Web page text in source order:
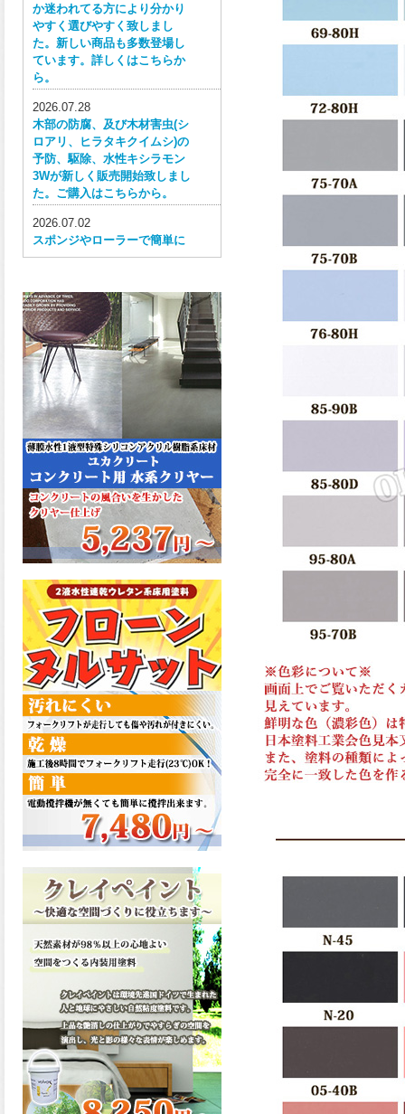
か迷われてる方により分かり
やすく選びやすく致しまし
た。新しい商品も多数登場し
ています。詳しくはこちらか
ら。
2026.07.28
木部の防腐、及び木材害虫(シ
ロアリ、ヒラタキクイムシ)の
予防、駆除、水性キシラモン
3Wが新しく販売開始致しまし
た。ご購入はこちらから。
2026.07.02
スポンジやローラーで簡単に
塗ってはがせる目かくし用水
イントが新しく販売開始致し
ました。ご購入はこちらか
ら。
2026.06.30
ウレタン特有の網目構造の反
応塗膜は、強靭で耐衝撃性、
耐擦り傷性、耐摩耗性に優れ
た機能を発揮、フローンフル
トップが新しく販売開始致し
ました。ご購入はこちらか
ら。
2026.06.29
コストを重視しした材料で、
優れた性能と高品質で高度な
防水機能を発揮、フローン12
た。ご購入はこちらから。
2026.06.29
数多くの施工実績を持つ信頼
性の高い塗材 優れた性能と高
品質で高度な防水機能を発
揮、フローン11が新しく販売
開始致しました。ご購入はこ
ちらから。
2026.05.26
コンクリート特有の質感やム
ラ感と溶け合うように広がる
色彩が床と壁を印象的に仕上
げる、アクアカラー デュオト
ーンが新しく販売開始致しま
2026.03.13
滑らかな塗膜は従来の屋根用
塗料と比べ、滑らかな塗膜表
面を形成し、光沢が高く、抜
群の仕上がり性を提供、一液
プレミアムルーフシリコンが
新しく販売開始致しました。
ご購入はこちらから。
2026.03.12
無機顔料の表面を高緻密ダブ
ルシールド層でガードするこ
とにより、ラジカルの発生を
抑制、エスケープレミアムル